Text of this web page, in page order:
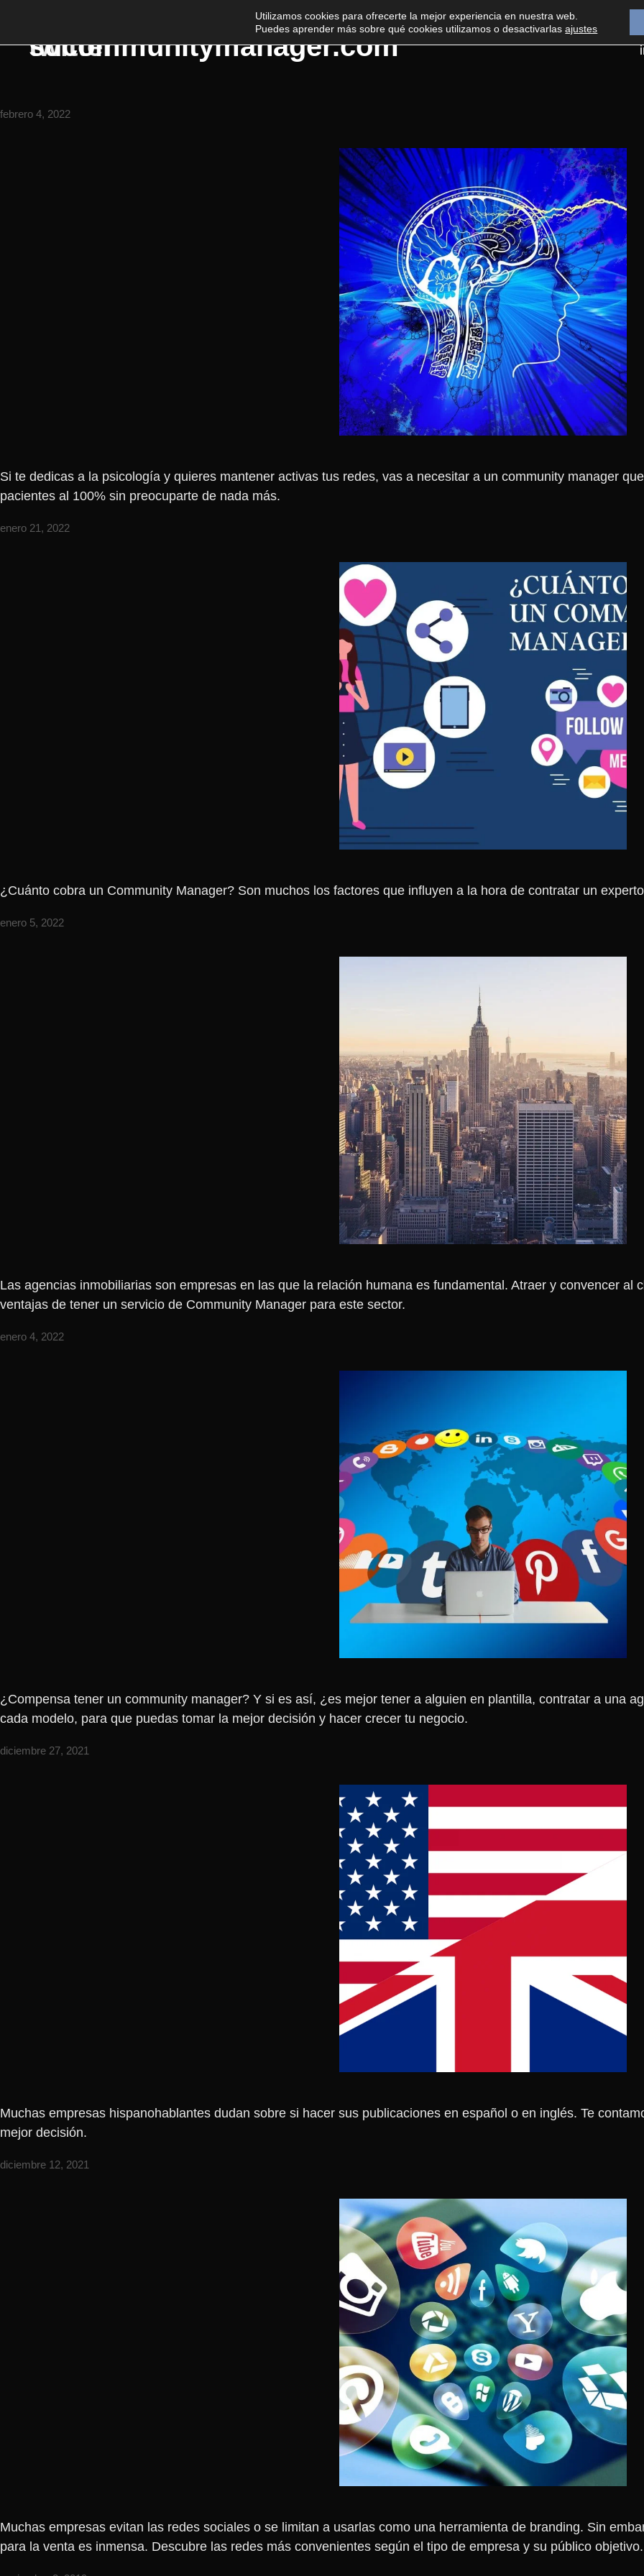
sucommunitymanager.com
twitter
febrero 4, 2022
Si te dedicas a la psicología y quieres mantener activas tus redes, vas a necesitar a un community manager
pacientes al 100% sin preocuparte de nada más.
enero 21, 2022
¿Cuánto cobra un Community Manager? Son muchos los factores que influyen a la hora de contratar un
enero 5, 2022
Las agencias inmobiliarias son empresas en las que la relación humana es fundamental. Atraer y convencer al
ventajas de tener un servicio de Community Manager para este sector.
enero 4, 2022
¿Compensa tener un community manager? Y si es así, ¿es mejor tener a alguien en plantilla, contratar a una
cada modelo, para que puedas tomar la mejor decisión y hacer crecer tu negocio.
diciembre 27, 2021
Muchas empresas hispanohablantes dudan sobre si hacer sus publicaciones en español o en inglés. Te
mejor decisión.
diciembre 12, 2021
Muchas empresas evitan las redes sociales o se limitan a usarlas como una herramienta de branding. Sin
para la venta es inmensa. Descubre las redes más convenientes según el tipo de empresa y su público objetivo.
Utilizamos cookies para ofrecerte la mejor experiencia en nuestra web.
Puedes aprender más sobre qué cookies utilizamos o desactivarlasajustes